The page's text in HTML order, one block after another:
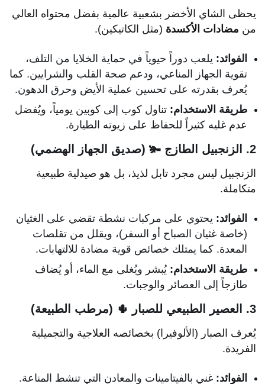
يحظى الشاي الأخضر بشعبية عالمية بفضل محتواه العالي
من مضادات الأكسدة (مثل الكاتيكين).
الفوائد: يلعب دوراً حيوياً في حماية الخلايا من التلف،
تقوية الجهاز المناعي، ودعم صحة القلب والشرايين. كما
يُعرف بقدرته على تحسين عملية الأيض وحرق الدهون.
طريقة الاستخدام: تناول كوب إلى كوبين يومياً، ويُفضل
عدم غليه كثيراً للحفاظ على زيوته الطيارة.
2. الزنجبيل الطازج 🫚 (صديق الجهاز الهضمي)
الزنجبيل ليس مجرد تابل لذيذ، بل هو صيدلية طبيعية
متكاملة.
الفوائد: يحتوي على مركبات نشطة تقضي على الغثيان
(خاصة غثيان الصباح أو السفر)، ويقلل من تقلصات
المعدة. كما يمتلك خصائص قوية مضادة للالتهابات.
طريقة الاستخدام: يُبشر ويُغلى مع الماء، أو يُضاف
طازجاً إلى العصائر والوجبات.
3. العصير الطبيعي للصبار 🌵 (مرطب الطبيعة)
يُعرف الصبار (الألوفيرا) بخصائصه العلاجية والتجميلية
الفريدة.
الفوائد: غني بالفيتامينات والمعادن التي تنشط المناعة.